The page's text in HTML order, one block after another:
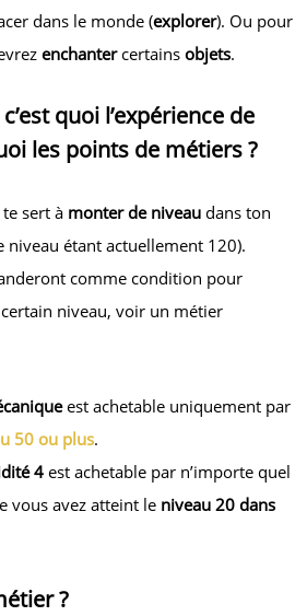
dans le monde (explorer). Ou pour
enchantercertains objets.
quoi l’expérience de
les points de métiers ?
te sert à monter de niveau dans ton
étant actuellement 120).
comme condition pour
niveau, voir un métier
est achetable uniquement par
50 ou plus.
4 est achetable par n’importe quel
vous avez atteint le niveau 20 dans
?